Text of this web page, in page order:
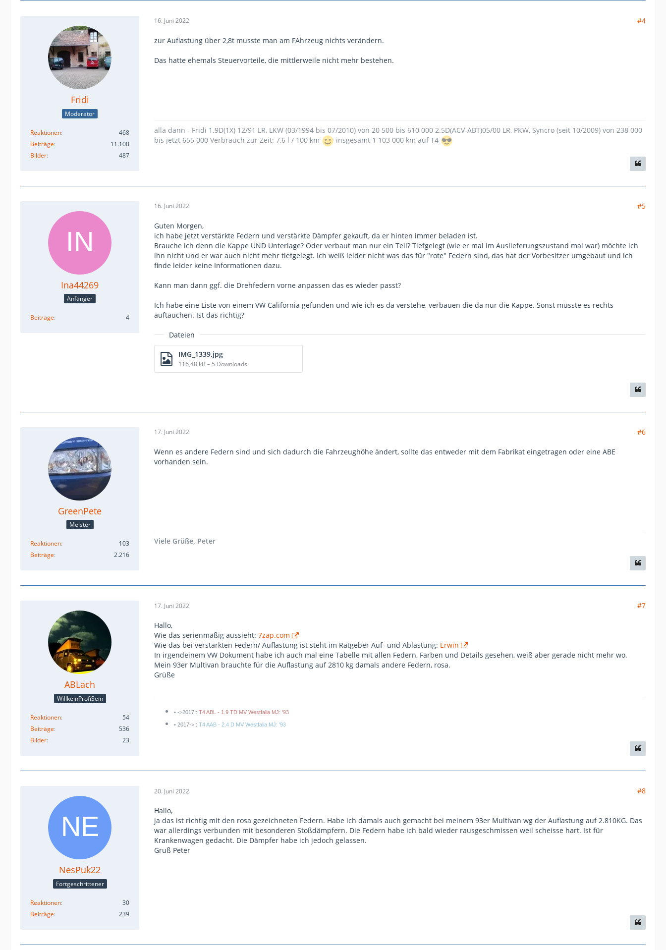
Fridi
Moderator
Reaktionen
468
Beiträge
11.100
Bilder
487
16. Juni 2022 #4
zur Auflastung über 2,8t musste man am FAhrzeug nichts verändern.
Das hatte ehemals Steuervorteile, die mittlerweile nicht mehr bestehen.
alla dann - Fridi 1.9D(1X) 12/91 LR, LKW (03/1994 bis 07/2010) von 20 500 bis 610 000 2.5D(ACV-ABT)05/00 LR, PKW, Syncro (seit 10/2009) von 238 000
bis jetzt 655 000 Verbrauch zur Zeit: 7,6 l / 100 km
insgesamt 1 103 000 km auf T4
Ina44269
Anfänger
Beiträge 4
16. Juni 2022 #5
Guten Morgen,
ich habe jetzt verstärkte Federn und verstärkte Dämpfer gekauft, da er hinten immer beladen ist.
Brauche ich denn die Kappe UND Unterlage? Oder verbaut man nur ein Teil? Tiefgelegt (wie er mal im Auslieferungszustand mal war) möchte ich
ihn nicht und er war auch nicht mehr tiefgelegt. Ich weiß leider nicht was das für "rote" Federn sind, das hat der Vorbesitzer umgebaut und ich
finde leider keine Informationen dazu.
Kann man dann ggf. die Drehfedern vorne anpassen das es wieder passt?
Ich habe eine Liste von einem VW California gefunden und wie ich es da verstehe, verbauen die da nur die Kappe. Sonst müsste es rechts
auftauchen. Ist das richtig?
Dateien
IMG_1339.jpg
116,48 kB – 5 Downloads
GreenPete
Meister
Reaktionen
103
Beiträge
2.216
17. Juni 2022 #6
Wenn es andere Federn sind und sich dadurch die Fahrzeughöhe ändert, sollte das entweder mit dem Fabrikat eingetragen oder eine ABE
vorhanden sein.
Viele Grüße, Peter
ABLach
WillkeinProfiSein
Reaktionen
54
Beiträge
536
Bilder
23
17. Juni 2022 #7
Hallo,
Wie das serienmäßig aussieht: 7zap.com
Wie das bei verstärkten Federn/ Auflastung ist steht im Ratgeber Auf- und Ablastung: Erwin
In irgendeinem VW Dokument habe ich auch mal eine Tabelle mit allen Federn, Farben und Details gesehen, weiß aber gerade nicht mehr wo.
Mein 93er Multivan brauchte für die Auflastung auf 2810 kg damals andere Federn, rosa.
Grüße
• ->2017 : T4 ABL - 1.9 TD MV Westfalia MJ: '93
• 2017-> : T4 AAB - 2.4 D MV Westfalia MJ: '93
NesPuk22
Fortgeschrittener
Reaktionen
30
Beiträge
239
20. Juni 2022 #8
Hallo,
ja das ist richtig mit den rosa gezeichneten Federn. Habe ich damals auch gemacht bei meinem 93er Multivan wg der Auflastung auf 2.810KG. Das
war allerdings verbunden mit besonderen Stoßdämpfern. Die Federn habe ich bald wieder rausgeschmissen weil scheisse hart. Ist für
Krankenwagen gedacht. Die Dämpfer habe ich jedoch gelassen.
Gruß Peter